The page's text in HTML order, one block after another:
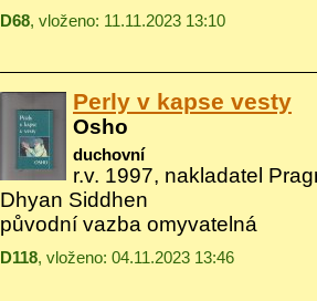
D68, vloženo: 11.11.2023 13:10
Perly v kapse vesty
Osho
duchovní
r.v. 1997, nakladatel
Dhyan Siddhen
původní vazba omyvatelná
D118, vloženo: 04.11.2023 13:46